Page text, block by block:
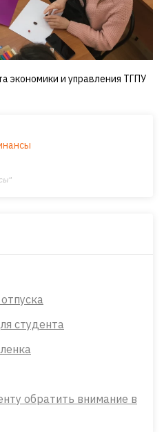
экономики и управления ТГПУ
студента
обратить внимание в